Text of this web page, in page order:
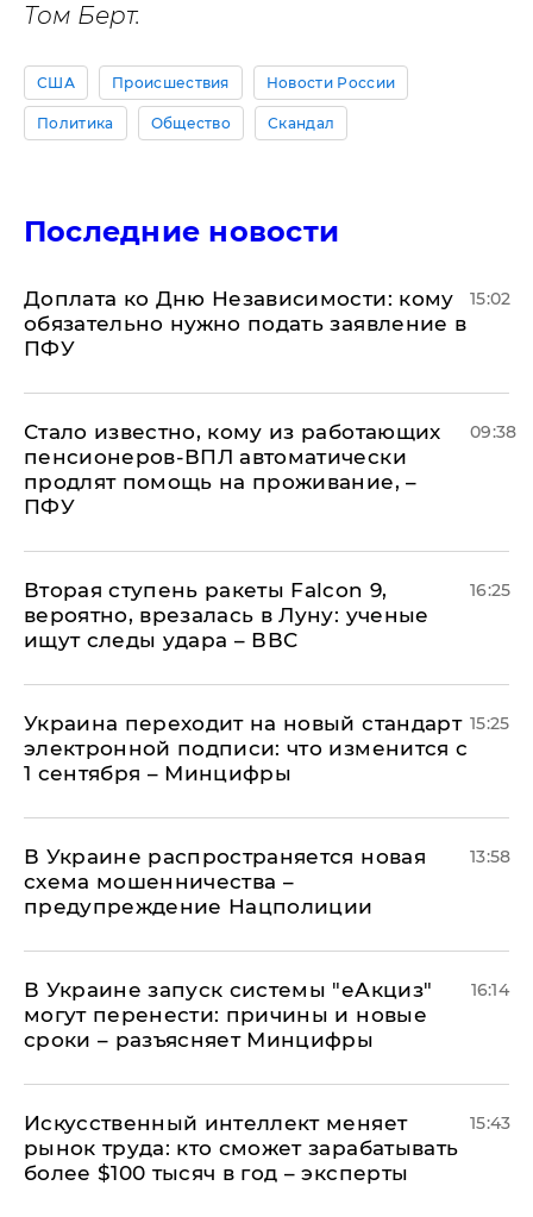
Том Берт.
США Происшествия Новости России
Политика Общество Скандал
Последние новости
Доплата ко Дню Независимости: кому
обязательно нужно подать заявление в
ПФУ
15:02
Стало известно, кому из работающих
пенсионеров-ВПЛ автоматически
продлят помощь на проживание, –
ПФУ
09:38
Вторая ступень ракеты Falcon 9,
вероятно, врезалась в Луну: ученые
ищут следы удара – ВВС
16:25
Украина переходит на новый стандарт
электронной подписи: что изменится с
1 сентября – Минцифры
15:25
В Украине распространяется новая
схема мошенничества –
предупреждение Нацполиции
13:58
В Украине запуск системы "еАкциз"
могут перенести: причины и новые
сроки – разъясняет Минцифры
16:14
Искусственный интеллект меняет
рынок труда: кто сможет зарабатывать
более $100 тысяч в год – эксперты
15:43